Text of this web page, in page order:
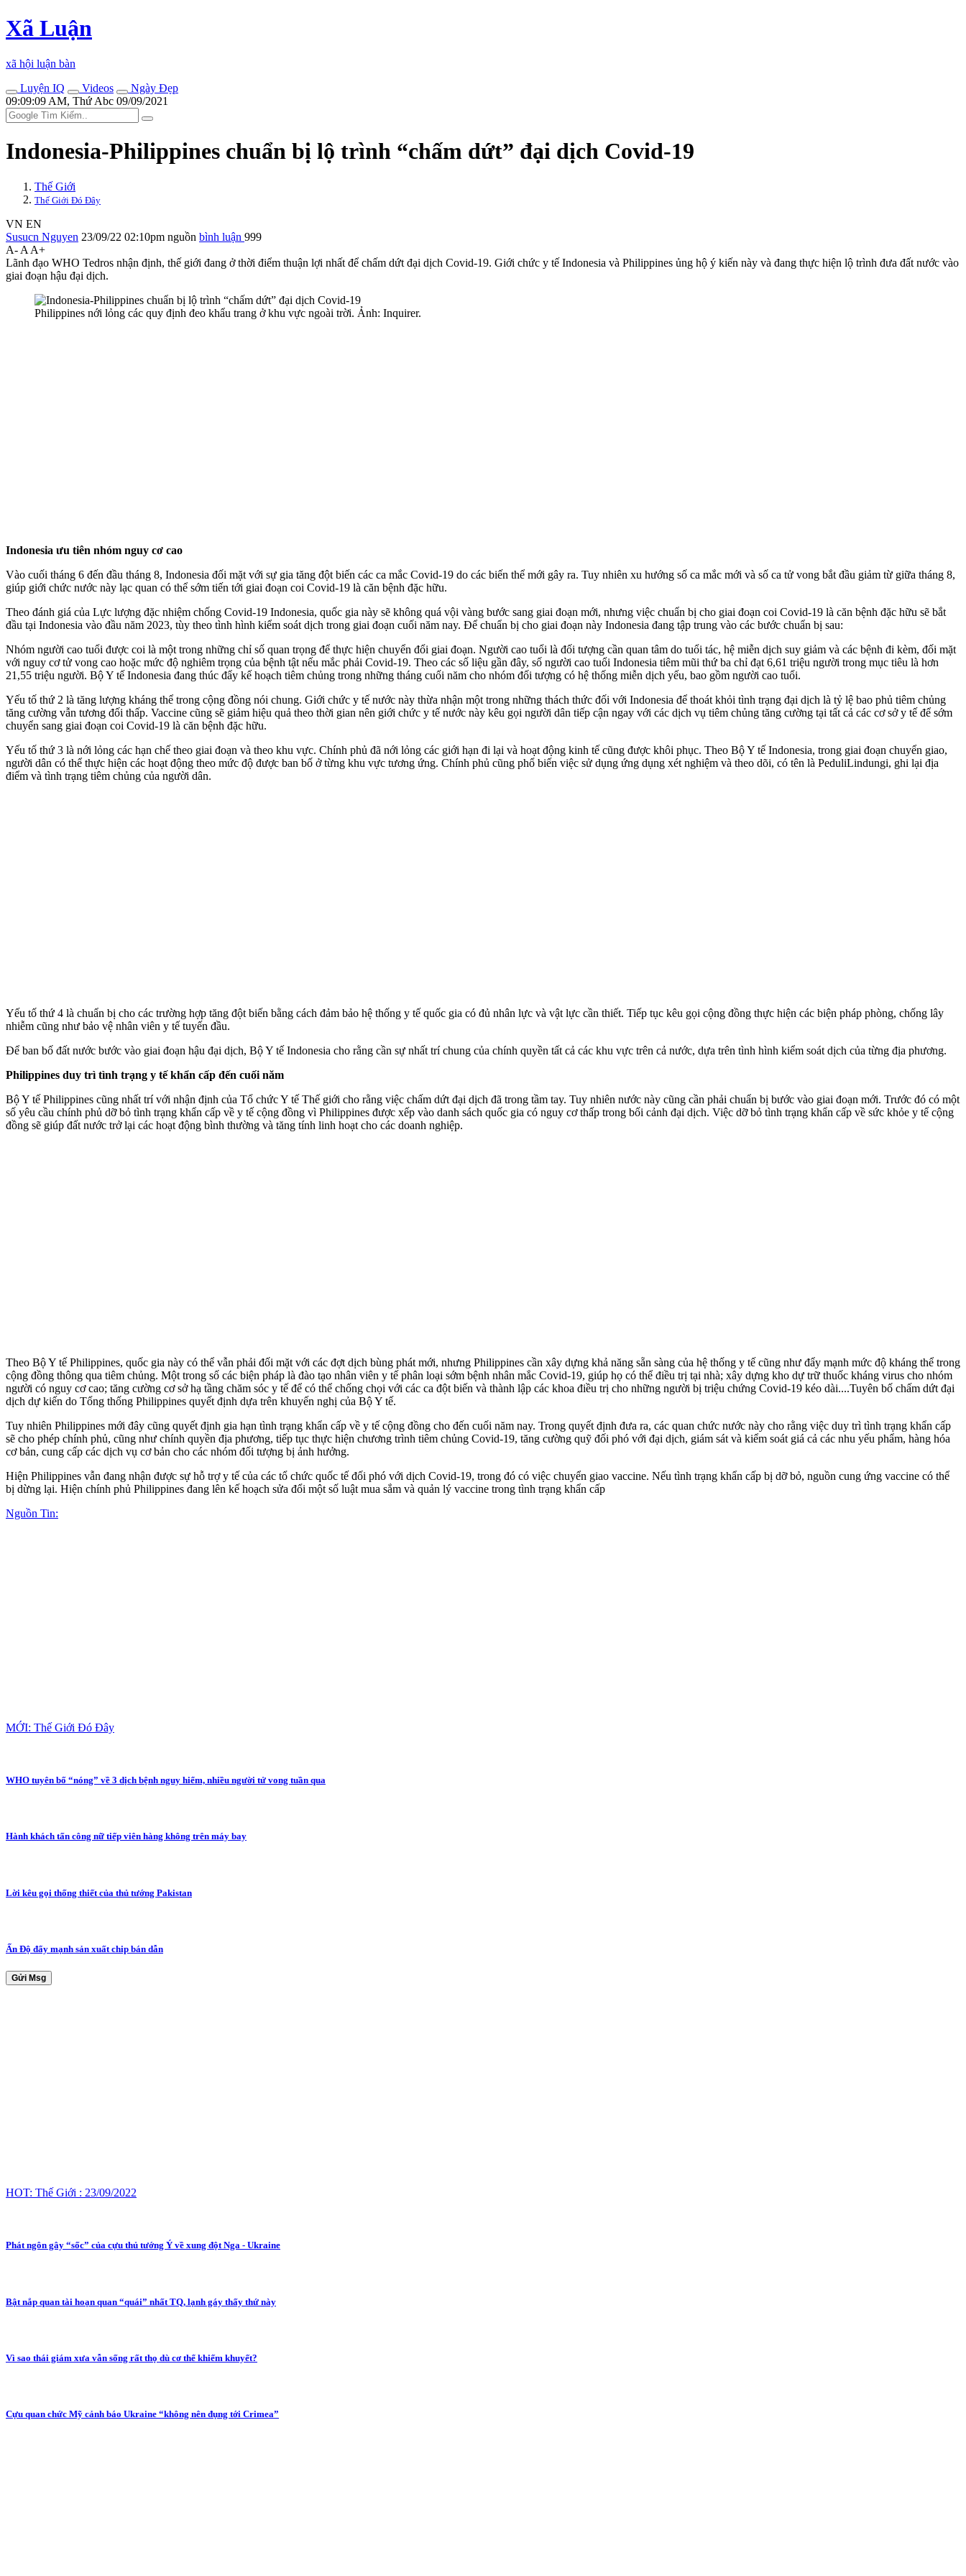
Xã Luận
xã hội luận bàn
Luyện IQ
Videos
Ngày Đẹp
09:09:09 AM, Thứ Abc 09/09/2021
Indonesia-Philippines chuẩn bị lộ trình “chấm dứt” đại dịch Covid-19
Thế Giới
Thế Giới Đó Đây
VN EN
Susucn Nguyen 23/09/22 02:10pm nguồn bình luận 999
A- A A+
Lãnh đạo WHO Tedros nhận định, thế giới đang ở thời điểm thuận lợi nhất để chấm dứt đại dịch Covid-19. Giới chức y tế Indonesia và Philippines ủng hộ ý kiến này và đang thực hiện lộ trình đưa đất nước vào
giai đoạn hậu đại dịch.
Philippines nới lỏng các quy định đeo khẩu trang ở khu vực ngoài trời. Ảnh: Inquirer.
Indonesia ưu tiên nhóm nguy cơ cao
Vào cuối tháng 6 đến đầu tháng 8, Indonesia đối mặt với sự gia tăng đột biến các ca mắc Covid-19 do các biến thể mới gây ra. Tuy nhiên xu hướng số ca mắc mới và số ca t‌ử von‌g bắt đầu giảm từ giữa tháng 8,
giúp giới chức nước này lạc quan có thể sớm tiến tới giai đoạn coi Covid-19 là căn bệnh đặc hữu.
Theo đánh giá của Lực lượng đặc nhiệm chống Covid-19 Indonesia, quốc gia này sẽ không quá vội vàng bước sang giai đoạn mới, nhưng việc chuẩn bị cho giai đoạn coi Covid-19 là căn bệnh đặc hữu sẽ bắt
đầu tại Indonesia vào đầu năm 2023, tùy theo tình hình kiểm soát dịch trong giai đoạn cuối năm nay. Để chuẩn bị cho giai đoạn này Indonesia đang tập trung vào các bước chuẩn bị sau:
Nhóm người cao tuổi được coi là một trong những chỉ số quan trọng để thực hiện chuyển đổi giai đoạn. Người cao tuổi là đối tượng cần quan tâm do tuổi tác, hệ miễn dịch suy giảm và các bệnh đi kèm, đối mặt
với nguy cơ t‌ử von‌g cao hoặc mức độ nghiêm trọng của bệnh tật nếu mắc phải Covid-19. Theo các số liệu gần đây, số người cao tuổi Indonesia tiêm mũi thứ ba chỉ đạt 6,61 triệu người trong mục tiêu là hơn
21,55 triệu người. Bộ Y tế Indonesia đang thúc đẩy kế hoạch tiêm chủng trong những tháng cuối năm cho nhóm đối tượng có hệ thống miễn dịch yếu, bao gồm người cao tuổi.
Yếu tố thứ 2 là tăng lượng kháng thể trong cộng đồng nói chung. Giới chức y tế nước này thừa nhận một trong những thách thức đối với Indonesia để thoát khỏi tình trạng đại dịch là tỷ lệ bao phủ tiêm chủng
tăng cường vẫn tương đối thấp. Vaccine cũng sẽ giảm hiệu quả theo thời gian nên giới chức y tế nước này kêu gọi người dân tiếp cận ngay với các dịch vụ tiêm chủng tăng cường tại tất cả các cơ sở y tế để sớm
chuyển sang giai đoạn coi Covid-19 là căn bệnh đặc hữu.
Yếu tố thứ 3 là nới lỏng các hạn chế theo giai đoạn và theo khu vực. Chính phủ đã nới lỏng các giới hạn đi lại và hoạt động kinh tế cũng được khôi phục. Theo Bộ Y tế Indonesia, trong giai đoạn chuyển giao,
người dân có thể thực hiện các hoạt động theo mức độ được ban bố ở từng khu vực tương ứng. Chính phủ cũng phổ biến việc sử dụng ứng dụng xét nghiệm và theo dõi, có tên là PeduliLindungi, ghi lại địa
điểm và tình trạng tiêm chủng của người dân.
Yếu tố thứ 4 là chuẩn bị cho các trường hợp tăng đột biến bằng cách đảm bảo hệ thống y tế quốc gia có đủ nhân lực và vật lực cần thiết. Tiếp tục kêu gọi cộng đồng thực hiện các biện pháp phòng, chống lây
nhiễm cũng như bảo vệ nhân viên y tế tuyến đầu.
Để ban bố đất nước bước vào giai đoạn hậu đại dịch, Bộ Y tế Indonesia cho rằng cần sự nhất trí chung của chính quyền tất cả các khu vực trên cả nước, dựa trên tình hình kiểm soát dịch của từng địa phương.
Philippines duy trì tình trạng y tế khẩn cấp đến cuối năm
Bộ Y tế Philippines cũng nhất trí với nhận định của Tổ chức Y tế Thế giới cho rằng việc chấm dứt đại dịch đã trong tầm tay. Tuy nhiên nước này cũng cần phải chuẩn bị bước vào giai đoạn mới. Trước đó có một
số yêu cầu chính phủ dỡ bỏ tình trạng khẩn cấp về y tế cộng đồng vì Philippines được xếp vào danh sách quốc gia có nguy cơ thấp trong bối cảnh đại dịch. Việc dỡ bỏ tình trạng khẩn cấp về sức khỏe y tế cộng
đồng sẽ giúp đất nước trở lại các hoạt động bình thường và tăng tính linh hoạt cho các doanh nghiệp.
Theo Bộ Y tế Philippines, quốc gia này có thể vẫn phải đối mặt với các đợt dịch bùng phát mới, nhưng Philippines cần xây dựng khả năng sẵn sàng của hệ thống y tế cũng như đẩy mạnh mức độ kháng thể trong
cộng đồng thông qua tiêm chủng. Một trong số các biện pháp là đào tạo nhân viên y tế phân loại sớm bệnh nhân mắc Covid-19, giúp họ có thể điều trị tại nhà; xây dựng kho dự trữ thuốc kháng virus cho nhóm
người có nguy cơ cao; tăng cường cơ sở hạ tầng chăm sóc y tế để có thể chống chọi với các ca đột biến và thành lập các khoa điều trị cho những người bị triệu chứng Covid-19 kéo dài....Tuyên bố chấm dứt đại
dịch dự kiến do Tổng thống Philippines quyết định dựa trên khuyến nghị của Bộ Y tế.
Tuy nhiên Philippines mới đây cũng quyết định gia hạn tình trạng khẩn cấp về y tế cộng đồng cho đến cuối năm nay. Trong quyết định đưa ra, các quan chức nước này cho rằng việc duy trì tình trạng khẩn cấp
sẽ cho phép chính phủ, cũng như chính quyền địa phương, tiếp tục thực hiện chương trình tiêm chủng Covid-19, tăng cường quỹ đối phó với đại dịch, giám sát và kiểm soát giá cả các nhu yếu phẩm, hàng hóa
cơ bản, cung cấp các dịch vụ cơ bản cho các nhóm đối tượng bị ảnh hưởng.
Hiện Philippines vẫn đang nhận được sự hỗ trợ y tế của các tổ chức quốc tế đối phó với dịch Covid-19, trong đó có việc chuyển giao vaccine. Nếu tình trạng khẩn cấp bị dỡ bỏ, nguồn cung ứng vaccine có thể
bị dừng lại. Hiện chính phủ Philippines đang lên kế hoạch sửa đổi một số luật mua sắm và quản lý vaccine trong tình trạng khẩn cấp
Nguồn Tin:
MỚI: Thế Giới Đó Đây
WHO tuyên bố “nóng” về 3 dịch bệnh nguy hiểm, nhiều người tử vong tuần qua
Hành khách tấn công nữ tiếp viên hàng không trên máy bay
Lời kêu gọi thống thiết của thủ tướng Pakistan
Ấn Độ đẩy mạnh sản xuất chip bán dẫn
Gửi Msg
HOT: Thế Giới : 23/09/2022
Phát ngôn gây “sốc” của cựu thủ tướng Ý về xung đột Nga - Ukraine
Bật nắp quan tài hoạn quan “quái” nhất TQ, lạnh gáy thấy thứ này
Vì sao thái giám xưa vẫn sống rất thọ dù cơ thể khiếm khuyết?
Cựu quan chức Mỹ cảnh báo Ukraine “không nên đụng tới Crimea”